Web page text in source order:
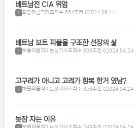
베트남전 CIA 위엄
1 희망찬공직자조회수 654추천 02024.06.11
베트남 보트 피플을 구조한 선장의 삶
1 하울의움직이는성기사조회수 609추천 02024.04.24
고구려가 아니고 고려가 항복 한거 였남?
1 하울의움직이는성기사조회수 656추천 02024.04.24
늦잠 자는 이유